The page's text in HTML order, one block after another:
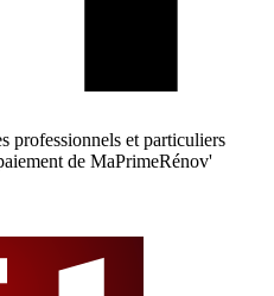
professionnels et particuliers
de MaPrimeRénov'